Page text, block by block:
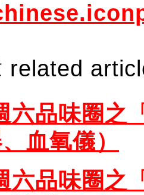
related
六品味圈之
血氧儀）
六品味圈之